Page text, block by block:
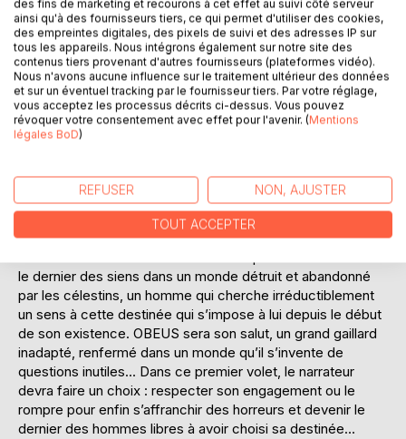
DESCRIPTION
« À vous les morts, les oiseaux, les lions, les insectes, les
vents et les marées, les montagnes et les fleuves, aux
papillons, aux cris perdus qui précèdent mes silences, mes
tremblements, je vous livre ces quelques lignes.
Laissez-moi vous parler d’un monde, qui d’avoir arrêté de
raconter l’ironie, ses valeurs et la perte d’un trésor ; celui
d’un souvenir qui va périr dans quelques heures, quelques
jours, quand j’en aurai fini avec l’irrésistible besoin de
survivre »…
le dernier des siens dans un monde détruit et abandonné
par les célestins, un homme qui cherche irréductiblement
un sens à cette destinée qui s’impose à lui depuis le début
de son existence. OBEUS sera son salut, un grand gaillard
inadapté, renfermé dans un monde qu’il s’invente de
questions inutiles… Dans ce premier volet, le narrateur
devra faire un choix : respecter son engagement ou le
rompre pour enfin s’affranchir des horreurs et devenir le
dernier des hommes libres à avoir choisi sa destinée…
des fins de marketing et recourons à cet effet au suivi côté serveur
ainsi qu'à des fournisseurs tiers, ce qui permet d'utiliser des cookies,
des empreintes digitales, des pixels de suivi et des adresses IP sur
tous les appareils. Nous intégrons également sur notre site des
contenus tiers provenant d'autres fournisseurs (plateformes vidéo).
Nous n'avons aucune influence sur le traitement ultérieur des données
et sur un éventuel tracking par le fournisseur tiers. Par votre réglage,
vous acceptez les processus décrits ci-dessus. Vous pouvez
révoquer votre consentement avec effet pour l'avenir. (Mentions
légales BoD)
REFUSER NON, AJUSTER
TOUT ACCEPTER